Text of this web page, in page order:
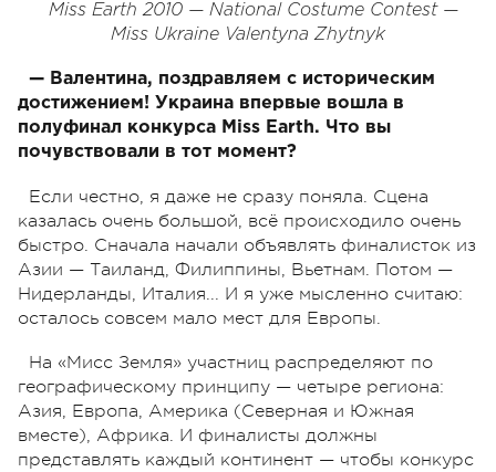
Miss Earth 2010 — National Costume Contest —
Miss Ukraine Valentyna Zhytnyk
— Валентина, поздравляем с историческим
достижением! Украина впервые вошла в
полуфинал конкурса Miss Earth. Что вы
почувствовали в тот момент?
Если честно, я даже не сразу поняла. Сцена
казалась очень большой, всё происходило очень
быстро. Сначала начали объявлять финалисток из
Азии — Таиланд, Филиппины, Вьетнам. Потом —
Нидерланды, Италия... И я уже мысленно считаю:
осталось совсем мало мест для Европы.
На «Мисс Земля» участниц распределяют по
географическому принципу — четыре региона:
Азия, Европа, Америка (Северная и Южная
вместе), Африка. И финалисты должны
представлять каждый континент — чтобы конкурс